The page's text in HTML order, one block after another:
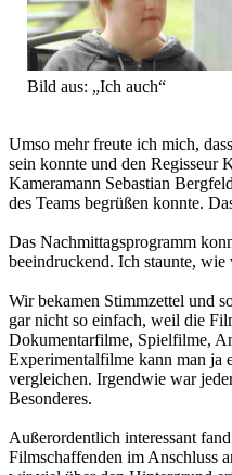
Bild aus: „Ich auch“
Umso mehr freute ich mich,
sein konnte und den Regisseur
Kameramann Sebastian
des Teams begrüßen konnte.
Das Nachmittagsprogramm
beeindruckend. Ich staunte,
Wir bekamen Stimmzettel und
gar nicht so einfach, weil die
Dokumentarfilme, Spielfilme,
Experimentalfilme kann man ja
vergleichen. Irgendwie war
Besonderes.
Außerordentlich interessant
Filmschaffenden im Anschluss